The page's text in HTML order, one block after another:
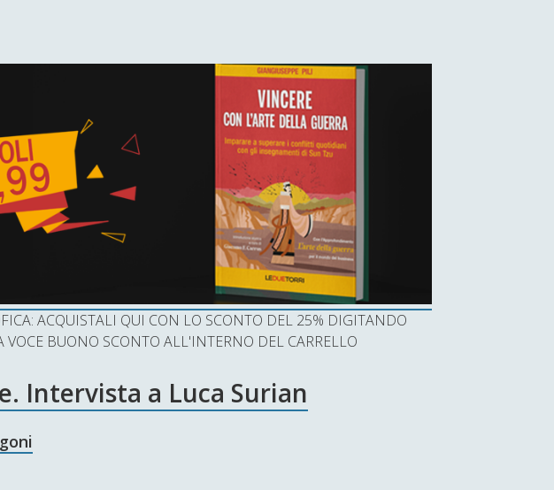
ACQUISTALI QUI CON LO SCONTO DEL 25% DIGITANDO
VOCE BUONO SCONTO ALL'INTERNO DEL CARRELLO
Intervista a Luca Surian